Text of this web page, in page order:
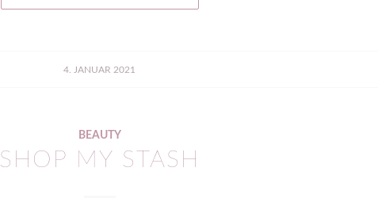
4. JANUAR 2021
BEAUTY
SHOP MY STASH